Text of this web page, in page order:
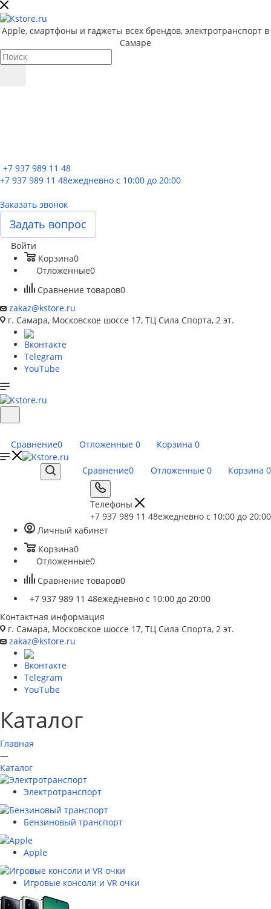
Apple, cмартфоны и гаджеты всех брендов, электротранспорт в
Самаре
+7 937 989 11 48
+7 937 989 11 48ежедневно с 10:00 до 20:00
Заказать звонок
Задать вопрос
Войти
Корзина0
Отложенные0
Сравнение товаров0
zakaz@kstore.ru
г. Самара, Московское шоссе 17, ТЦ Сила Спорта, 2 эт.
Вконтакте
Telegram
YouTube
Сравнение0 Отложенные 0 Корзина 0
Сравнение0 Отложенные 0 Корзина 0
Телефоны
+7 937 989 11 48ежедневно с 10:00 до 20:00
Личный кабинет
Корзина0
Отложенные0
Сравнение товаров0
+7 937 989 11 48ежедневно с 10:00 до 20:00
Контактная информация
г. Самара, Московское шоссе 17, ТЦ Сила Спорта, 2 эт.
zakaz@kstore.ru
Вконтакте
Telegram
YouTube
Каталог
Главная
—
Каталог
Электротранспорт
Бензиновый транспорт
Apple
Игровые консоли и VR очки